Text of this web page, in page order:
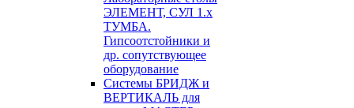
ЭЛЕМЕНТ, СУЛ 1.х
ТУМБА.
Гипсоотстойники и
др. сопутствующее
оборудование
Системы БРИДЖ и
ВЕРТИКАЛЬ для